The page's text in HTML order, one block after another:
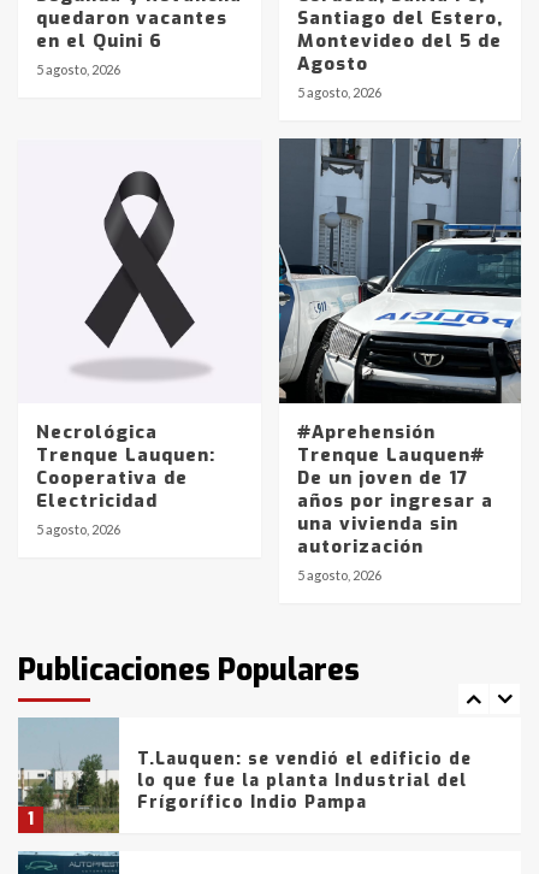
quedaron vacantes
en el Quini 6
5 agosto, 2026
Santiago del Estero,
Montevideo del 5 de
Agosto
5 agosto, 2026
Necrológica
Trenque Lauquen:
Cooperativa de
Electricidad
5 agosto, 2026
#Aprehensión
Trenque Lauquen#
De un joven de 17
años por ingresar a
una vivienda sin
autorización
5 agosto, 2026
Publicaciones Populares
Identidad de los adolescentes
pampeanos que fueron
en la mañana del lunes
Accidente en Ruta 5: falleció un
joven de Trenque Lauquen
Los precios de los combustibles en
La Pampa, desde YPF hasta Axion
entre 857 a 1338 pesos
La Bolsa de Cereales de Bahía
Blanca anticipa que Agosto vendrá
con lluvias y heladas, en gran parte
fueron detenidos por
comercialización de drogas en la
tarde del sábado
1
T.Lauquen: se vendió el edificio de
lo que fue la planta Industrial del
Frígorífico Indio Pampa